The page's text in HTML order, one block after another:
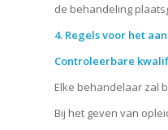
de behandeling
4. Regels voor het
Controleerbare
Elke behandelaar zal
Bij het geven van